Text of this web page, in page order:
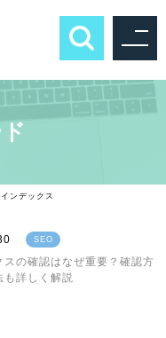
インデックス
SEO
スの確認はなぜ重要？確認方
も詳しく解説